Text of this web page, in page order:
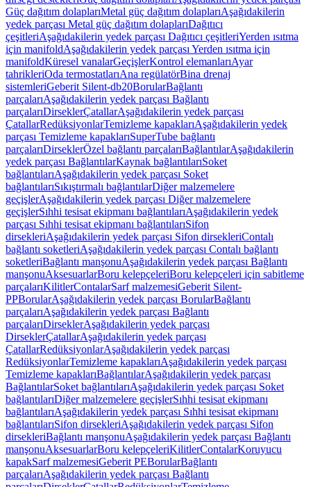
Güç dağıtım dolaplarıMetal güç dağıtım dolaplarıAşağıdakilerin
yedek parçası Metal güç dağıtım dolaplarıDağıtıcı
çeşitleriAşağıdakilerin yedek parçası Dağıtıcı çeşitleriYerden ısıtma
için manifoldAşağıdakilerin yedek parçası Yerden ısıtma için
manifoldKüresel vanalarGeçişlerKontrol elemanlarıAyar
tahrikleriOda termostatlarıAna regülatörBina drenaj
sistemleriGeberit Silent-db20BorularBağlantı
parçalarıAşağıdakilerin yedek parçası Bağlantı
parçalarıDirseklerÇatallarAşağıdakilerin yedek parçası
ÇatallarRedüksiyonlarTemizleme kapaklarıAşağıdakilerin yedek
parçası Temizleme kapaklarıSuperTube bağlantı
parçalarıDirseklerÖzel bağlantı parçalarıBağlantılarAşağıdakilerin
yedek parçası BağlantılarKaynak bağlantılarıSoket
bağlantılarıAşağıdakilerin yedek parçası Soket
bağlantılarıSıkıştırmalı bağlantılarDiğer malzemelere
geçişlerAşağıdakilerin yedek parçası Diğer malzemelere
geçişlerSıhhi tesisat ekipmanı bağlantılarıAşağıdakilerin yedek
parçası Sıhhi tesisat ekipmanı bağlantılarıSifon
dirsekleriAşağıdakilerin yedek parçası Sifon dirsekleriContalı
bağlantı soketleriAşağıdakilerin yedek parçası Contalı bağlantı
soketleriBağlantı manşonuAşağıdakilerin yedek parçası Bağlantı
manşonuAksesuarlarBoru kelepçeleriBoru kelepçeleri için sabitleme
parçalarıKilitlerContalarSarf malzemesiGeberit Silent-
PPBorularAşağıdakilerin yedek parçası BorularBağlantı
parçalarıAşağıdakilerin yedek parçası Bağlantı
parçalarıDirseklerAşağıdakilerin yedek parçası
DirseklerÇatallarAşağıdakilerin yedek parçası
ÇatallarRedüksiyonlarAşağıdakilerin yedek parçası
RedüksiyonlarTemizleme kapaklarıAşağıdakilerin yedek parçası
Temizleme kapaklarıBağlantılarAşağıdakilerin yedek parçası
BağlantılarSoket bağlantılarıAşağıdakilerin yedek parçası Soket
bağlantılarıDiğer malzemelere geçişlerSıhhi tesisat ekipmanı
bağlantılarıAşağıdakilerin yedek parçası Sıhhi tesisat ekipmanı
bağlantılarıSifon dirsekleriAşağıdakilerin yedek parçası Sifon
dirsekleriBağlantı manşonuAşağıdakilerin yedek parçası Bağlantı
manşonuAksesuarlarBoru kelepçeleriKilitlerContalarKoruyucu
kapakSarf malzemesiGeberit PEBorularBağlantı
parçalarıAşağıdakilerin yedek parçası Bağlantı